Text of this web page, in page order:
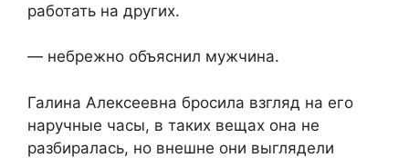
работать на других.
— небрежно объяснил мужчина.
Галина Алексеевна бросила взгляд на его
наручные часы, в таких вещах она не
разбиралась, но внешне они выглядели